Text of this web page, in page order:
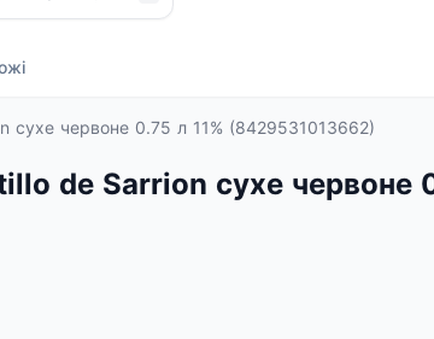
сухе червоне 0.75 л 11% (8429531013662)
de Sarrion сухе червоне